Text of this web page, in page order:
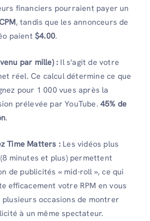
financiers pourraient payer un
, tandis que les annonceurs de
paient $4.00.
par mille) : Il s'agit de votre
réel. Ce calcul détermine ce que
pour 1 000 vues après la
prélevée par YouTube. 45% de
.
Time Matters : Les vidéos plus
minutes et plus) permettent
de publicités « mid-roll », ce qui
efficacement votre RPM en vous
plusieurs occasions de montrer
à un même spectateur.